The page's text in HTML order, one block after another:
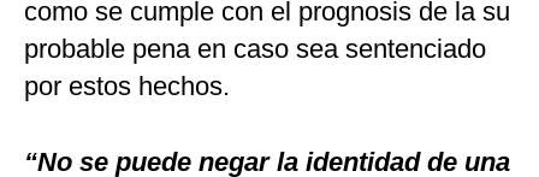
como se cumple con el prognosis de la su
probable pena en caso sea sentenciado
por estos hechos.
“No se puede negar la identidad de una